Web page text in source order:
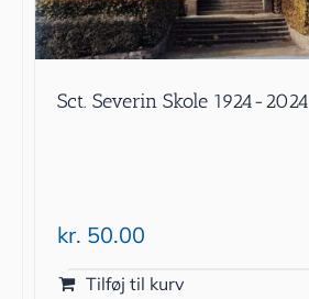
Sct. Severin Skole 1924-2024
kr. 50.00
Tilføj til kurv